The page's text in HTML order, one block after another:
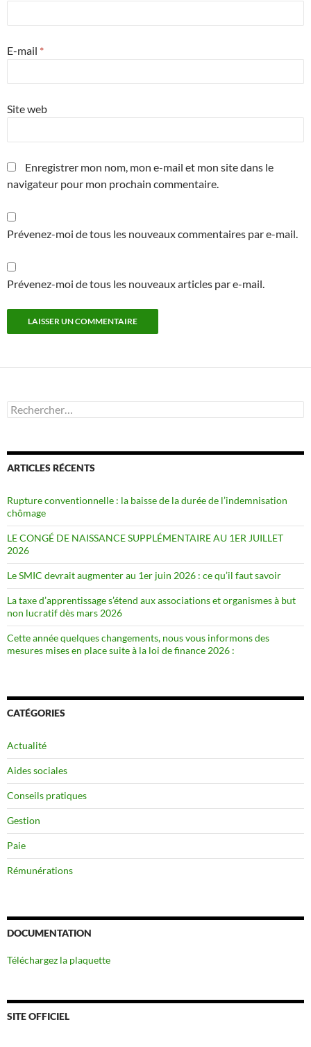
E-mail *
Site web
Enregistrer mon nom, mon e-mail et mon site dans le
navigateur pour mon prochain commentaire.
Prévenez-moi de tous les nouveaux commentaires par e-mail.
Prévenez-moi de tous les nouveaux articles par e-mail.
Rechercher :
ARTICLES RÉCENTS
Rupture conventionnelle : la baisse de la durée de l’indemnisation
chômage
LE CONGÉ DE NAISSANCE SUPPLÉMENTAIRE AU 1ER JUILLET
2026
Le SMIC devrait augmenter au 1er juin 2026 : ce qu’il faut savoir
La taxe d’apprentissage s’étend aux associations et organismes à but
non lucratif dès mars 2026
Cette année quelques changements, nous vous informons des
mesures mises en place suite à la loi de finance 2026 :
CATÉGORIES
Actualité
Aides sociales
Conseils pratiques
Gestion
Paie
Rémunérations
DOCUMENTATION
Téléchargez la plaquette
SITE OFFICIEL